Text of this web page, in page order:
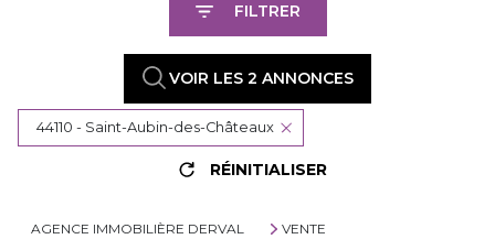
FILTRER
VOIR LES 2 ANNONCES
44110 - Saint-Aubin-des-Châteaux
RÉINITIALISER
AGENCE IMMOBILIÈRE DERVAL
VENTE